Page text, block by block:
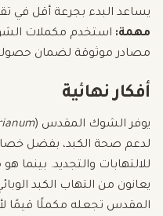
يساعد البدء بجرعة أقل في
مهمة: استخدم مكملات
مصادر موثوقة لضمان حصولك
أفكار نهائية
يوفر الشوك المقدس (
لدعم صحة الكبد، بفضل
للالتهابات والتجديد.
المقدس تجعله مكملًا